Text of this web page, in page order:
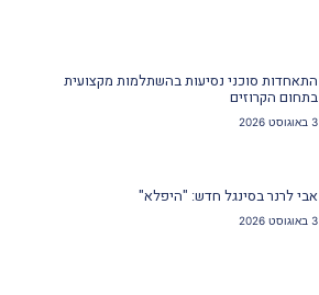
התאחדות סוכני נסיעות בהשתלמות מקצועית
בתחום הקרוזים
3 באוגוסט 2026
אבי לרנר בסינגל חדש: "היפלא"
3 באוגוסט 2026